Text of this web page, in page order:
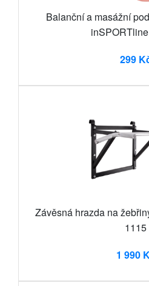
Balanční a masážní
299
Závěsná hrazda na
1115
1 990